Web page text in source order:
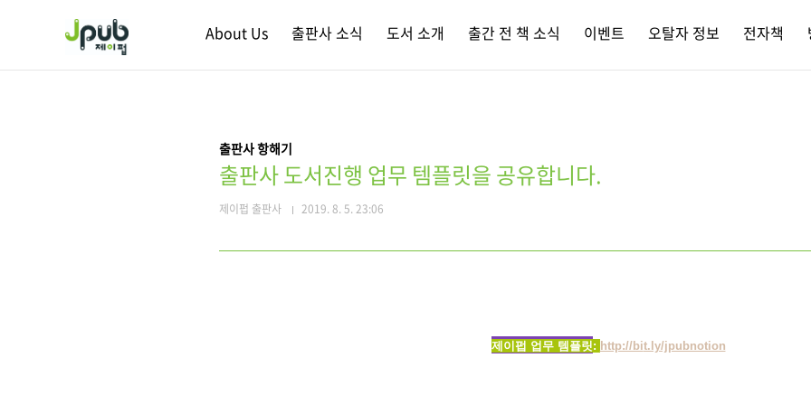
About Us 출판사 소식 도서 소개 출간 전 책 소식 이벤트 오탈자 정보 전자책
출판사 항해기
출판사 도서진행 업무 템플릿을 공유합니다.
제이펍 출판사 2019. 8. 5. 23:06
제이펍 업무 템플릿: http://bit.ly/jpubnotion